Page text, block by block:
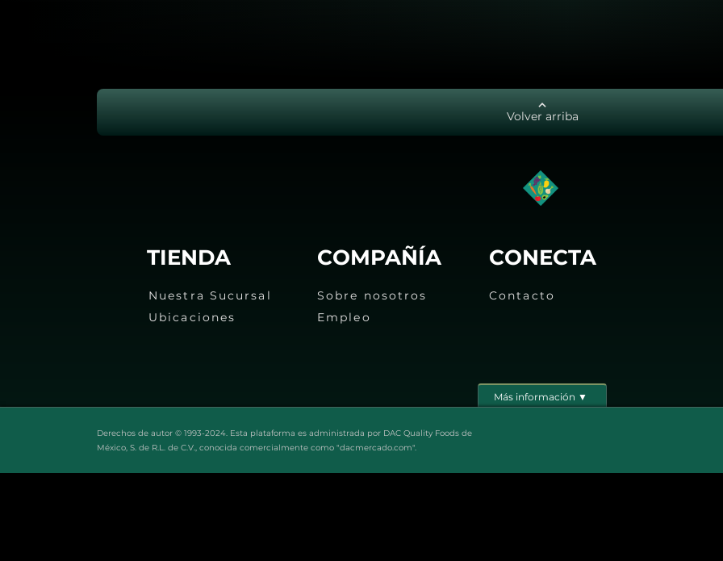
Volver arriba
TIENDA
Nuestra Sucursal
Ubicaciones
COMPAÑÍA
Sobre nosotros
Empleo
CONECTA
Contacto
Más información ▼
Derechos de autor © 1993-2024. Esta plataforma es administrada por DAC Quality Foods de
México, S. de R.L. de C.V., conocida comercialmente como "dacmercado.com".